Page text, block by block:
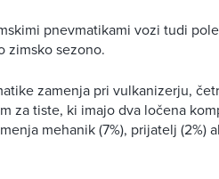
pnevmatikami vozi tudi
zimsko sezono.
zamenja pri vulkanizerju,
za tiste, ki imajo dva ločena
mehanik (7%), prijatelj (2%)